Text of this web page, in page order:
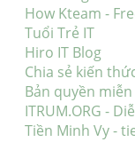
How Kteam -
Tuổi Trẻ IT
Hiro IT Blog
Chia sẻ kiến
Bản quyền
ITRUM.ORG -
Tiền Minh Vy -